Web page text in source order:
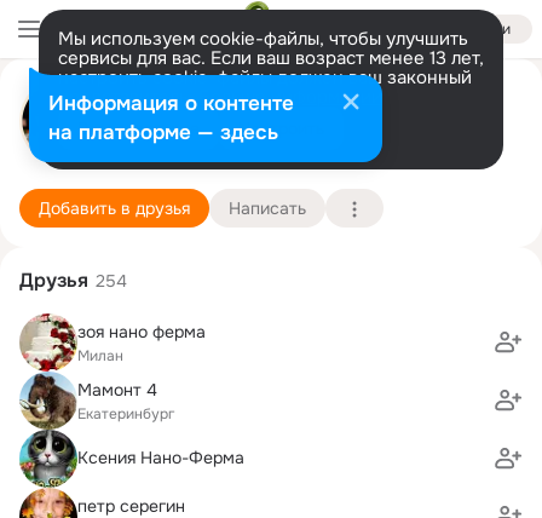
Войти
Мы используем cookie-файлы, чтобы улучшить
сервисы для вас. Если ваш возраст менее 13 лет,
настроить cookie-файлы должен ваш законный
представитель. Больше информации
Разрешить все Настроить
Анвар Ахметов
Рудный
11 ноября (44 года)
Качарская школа
Подробнее
Добавить в друзья Написать
Друзья 254
зоя нано ферма
Милан
Мамонт 4
Екатеринбург
Ксения Нано-Ферма
петр серегин
Информация о контенте
на платформе — здесь